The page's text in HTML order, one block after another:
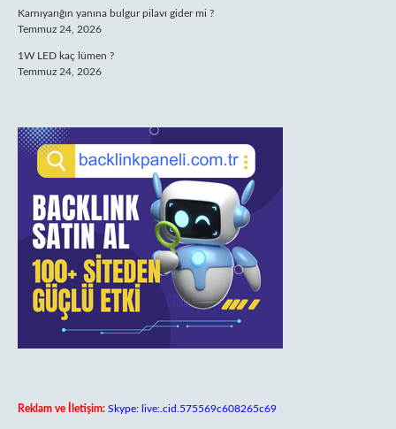
Karnıyarığın yanına bulgur pilavı gider mi ?
Temmuz 24, 2026
1W LED kaç lümen ?
Temmuz 24, 2026
Reklam ve İletişim: Skype: live:.cid.575569c608265c69